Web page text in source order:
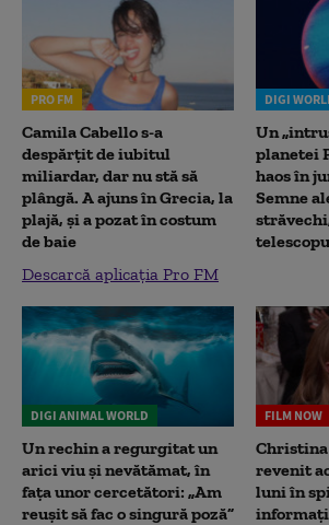
PRO FM
Camila Cabello s-a
despărțit de iubitul
miliardar, dar nu stă să
plângă. A ajuns în Grecia, la
plajă, și a pozat în costum
de baie
Descarcă aplicația Pro FM
DIGI
Un
planetei
haos în
Semne
DIGI ANIMAL WORLD
Un rechin a regurgitat un
arici viu și nevătămat, în
fața unor cercetători: „Am
reușit să fac o singură poză”
FILM NOW
revenit
luni în